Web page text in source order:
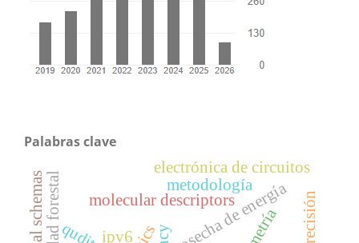
Palabras clave
cosecha de energía
ipv6
molecular descriptors
metodología
electrónica de circuitos